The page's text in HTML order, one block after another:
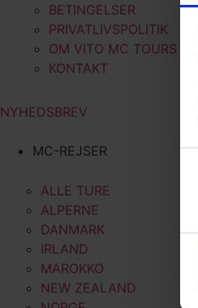
BETINGELSER
PRIVATLIVSPOLITIK
OM VITO MC TOURS
KONTAKT
NYHEDSBREV
MC-REJSER
ALLE TURE
ALPERNE
DANMARK
IRLAND
MAROKKO
NEW ZEALAND